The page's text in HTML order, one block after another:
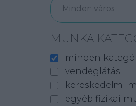
Minden város
MUNKA
minden
vendéglátás
kereskedelmi
egyéb fizikai